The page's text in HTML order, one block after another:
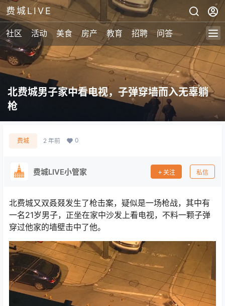
费城LIVE
社区 活动 美食 房产 教育 招聘 问答
北费城男子家中看电视，子弹穿墙而入无辜躺
枪
费城 2 年前 0
费城LIVE小管家 关注 私信
北费城又双叒叕发生了枪击案，疑似是一场枪战，其中有
一名21岁男子，正坐在家中沙发上看电视，不料一颗子弹
穿过他家的墙壁击中了他。